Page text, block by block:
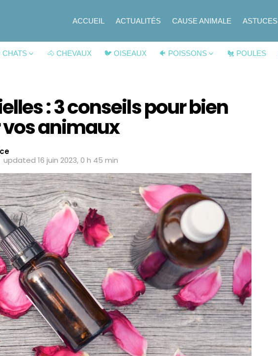
ACCUEIL ACTUALITÉS CAUSE ANIMALE ASTUCES
CHATS 🐴 CHEVAUX 🐦 OISEAUX 🐠 POISSONS 🐔 POULES
: 3 conseils pour bien
vos animaux
updated 16 juin 2023, 0 h 45 min